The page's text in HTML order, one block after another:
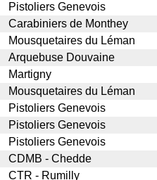
Pistoliers Genevois
Carabiniers de Monthey
Mousquetaires du Léman
Arquebuse Douvaine
Martigny
Mousquetaires du Léman
Pistoliers Genevois
Pistoliers Genevois
Pistoliers Genevois
CDMB - Chedde
CTR - Rumilly